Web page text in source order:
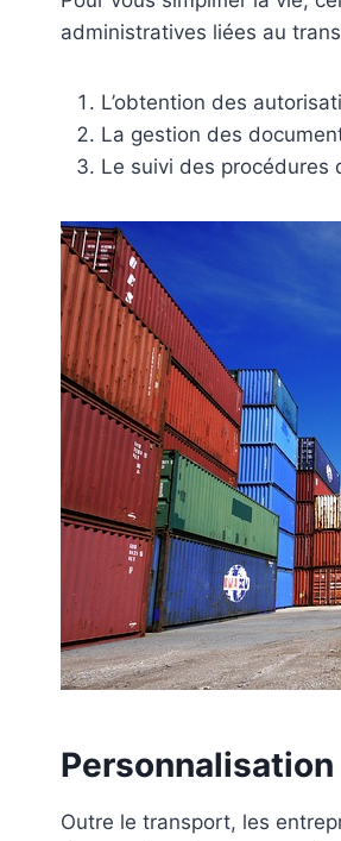
administratives liées au
L’obtention des
La gestion des
Le suivi des procédures
Outre le transport, les